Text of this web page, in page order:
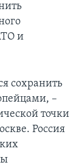
и
сохранить
–
точки
Россия